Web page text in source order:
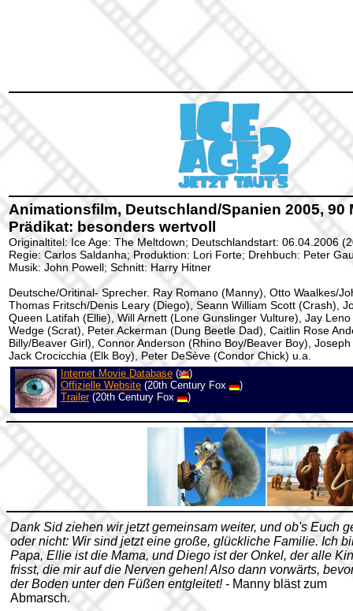
Animationsfilm, Deutschland/Spanien 2005, 90
Prädikat: besonders wertvoll
Originaltitel: Ice Age: The Meltdown; Deutschlandstart: 06.04.2006
Regie: Carlos Saldanha; Produktion: Lori Forte; Drehbuch: Peter
Musik: John Powell; Schnitt: Harry Hitner
Deutsche/Oritinal- Sprecher. Ray Romano (Manny), Otto Waalkes/
Thomas Fritsch/Denis Leary (Diego), Seann William Scott (Crash),
Queen Latifah (Ellie), Will Arnett (Lone Gunslinger Vulture), Jay
Wedge (Scrat), Peter Ackerman (Dung Beetle Dad), Caitlin Rose
Billy/Beaver Girl), Connor Anderson (Rhino Boy/Beaver Boy),
Jack Crocicchia (Elk Boy), Peter DeSève (Condor Chick) u.a.
Internet Movie Database (
)
Offizielle Website (20th Century Fox
)
Trailer(20th Century Fox )
Dank Sid ziehen wir jetzt gemeinsam weiter, und ob's Euch
oder nicht: Wir sind jetzt eine große, glückliche Familie. Ich
Papa, Ellie ist die Mama, und Diego ist der Onkel, der alle
frisst, die mir auf die Nerven gehen! Also dann vorwärts,
der Boden unter den Füßen entgleitet! - Manny bläst zum
Abmarsch.